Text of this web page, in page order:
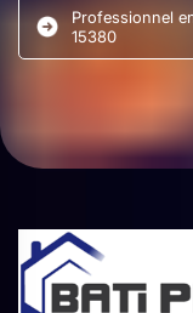
Professionnel
15380